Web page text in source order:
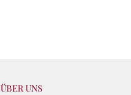
ÜBER UNS